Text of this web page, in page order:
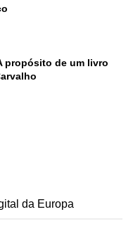
propósito de um livro
da Europa